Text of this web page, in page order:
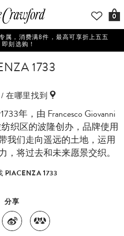
0
属，消费满8件，最高可享折上五五
刻选购！
1733
在哪里找到
年，由 Francesco Giovanni
纺织区的波隆创办，品牌使用
我们走向遥远的土地，运用
，将过去和未来愿景交织。
PIACENZA 1733
分享